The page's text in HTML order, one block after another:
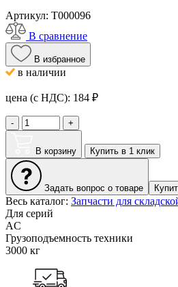
Артикул: T000096
В сравнение
В избранное
в наличии
цена (с НДС): 184 ₽
- +
В корзину Купить в 1 клик
Задать вопрос о товаре
Весь каталог: Запчасти для
Для серий
AC
Грузоподъемность техники
3000 кг